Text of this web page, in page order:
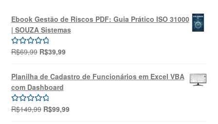
Ebook Gestão de Riscos PDF: Guia Prático ISO 31000
| SOUZA Sistemas
Avaliação
R$69,99 O
original
era:
R$69,99.
R$39,99O
é:
Planilha de Cadastro de Funcionários em Excel VBA
com Dashboard
Avaliação
R$149,99 O
R$99,99O